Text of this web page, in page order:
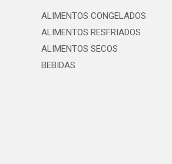
ALIMENTOS CONGELADOS
ALIMENTOS RESFRIADOS
ALIMENTOS SECOS
BEBIDAS